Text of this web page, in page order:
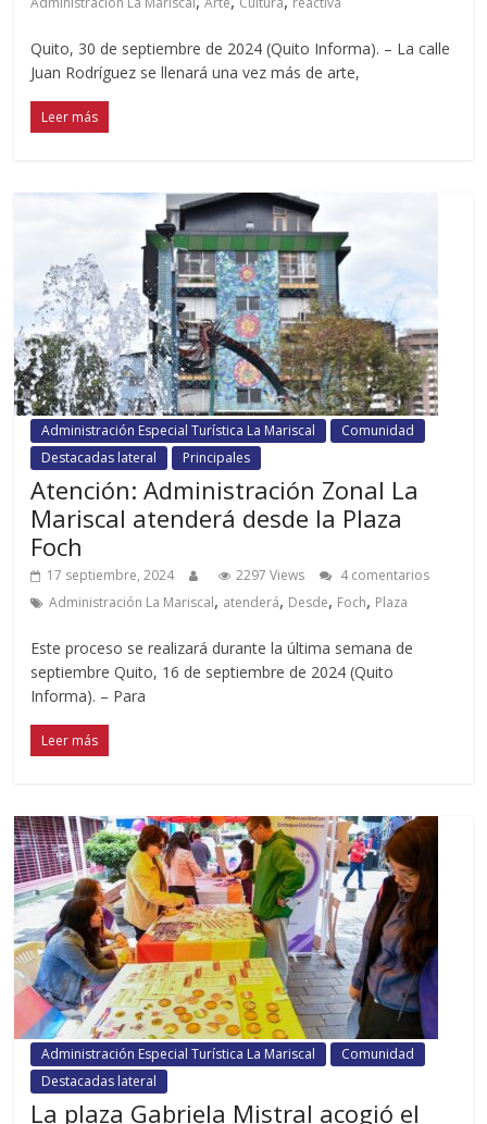
Quito, 30 de septiembre de 2024 (Quito Informa). – La calle
Juan Rodríguez se llenará una vez más de arte,
Leer más
Administración Especial Turística La Mariscal
Comunidad
Destacadas lateral
Principales
Atención: Administración Zonal La
Mariscal atenderá desde la Plaza
Foch
17 septiembre, 2024 2297 Views
4 comentarios
Administración La Mariscal, atenderá, Desde, Foch, Plaza
Este proceso se realizará durante la última semana de
septiembre Quito, 16 de septiembre de 2024 (Quito
Informa). – Para
Leer más
Administración Especial Turística La Mariscal
Comunidad
Destacadas lateral
La plaza Gabriela Mistral acogió el